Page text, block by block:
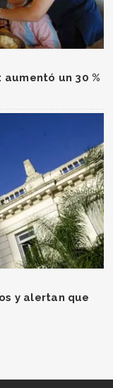
un 30 %
y alertan que